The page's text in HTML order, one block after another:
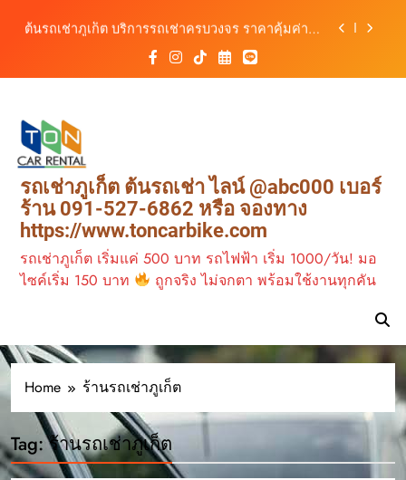
ต้นรถเช่าภูเก็ต บริการรถเช่าครบวงจร ราคาคุ้มค่า
เดินทางสะดวกทุกเส้นทาง
เช่ารถมอเตอร์ไซค์ภูเก็ต กับต้นรถเช่า เดินทาง
สะดวก ราคาประหยัด เริ่มต้นเพียง 150 บาท/วัน
เลือกหลากหลาย พร้อมบริการ 24 ชั่วโมง
วิเคราะห์ตลาดรถเช่าภูเก็ต 3 เดือนข้างหน้า:
สิงหาคม–ตุลาคม 2569
ต้นรถเช่าภูเก็ต บริการรถเช่าครบวงจร ราคาคุ้มค่า
เดินทางสะดวกทุกเส้นทาง
เช่ารถมอเตอร์ไซค์ภูเก็ต กับต้นรถเช่า เดินทาง
สะดวก ราคาประหยัด เริ่มต้นเพียง 150 บาท/วัน
รถเช่าภูเก็ต ต้นรถเช่า ไลน์ @abc000 เบอร์
ร้าน 091-527-6862 หรือ จองทาง
https://www.toncarbike.com
รถเช่าภูเก็ต เริ่มแค่ 500 บาท รถไฟฟ้า เริ่ม 1000/วัน! มอ
ไซค์เริ่ม 150 บาท
ถูกจริง ไม่จกตา พร้อมใช้งานทุกคัน
Home ร้านรถเช่าภูเก็ต
Tag:ร้านรถเช่าภูเก็ต